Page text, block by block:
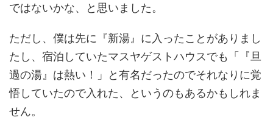
ではないかな、と思いました。
ただし、僕は先に『新湯』に入ったことがありまし
たし、宿泊していたマスヤゲストハウスでも「『旦
過の湯』は熱い！」と有名だったのでそれなりに覚
悟していたので入れた、というのもあるかもしれま
せん。